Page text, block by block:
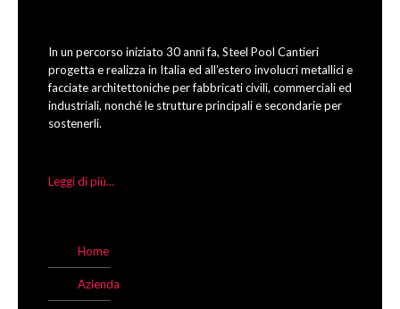
In un percorso iniziato 30 anni fa, Steel Pool Cantieri
progetta e realizza in Italia ed all’estero involucri metallici e
facciate architettoniche per fabbricati civili, commerciali ed
industriali, nonché le strutture principali e secondarie per
sostenerli.
Leggi di più...
Home
Azienda